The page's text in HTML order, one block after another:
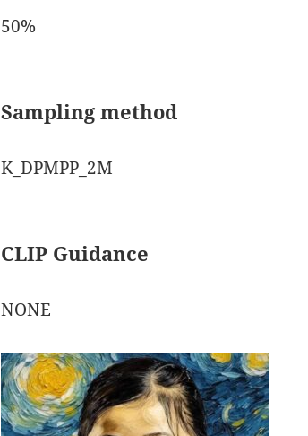
50%
Sampling method
K_DPMPP_2M
CLIP Guidance
NONE